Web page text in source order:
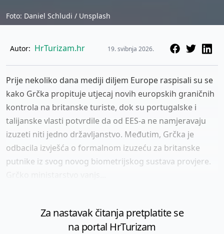
Foto: Daniel Schludi / Unsplash
Autor: HrTurizam.hr 19. svibnja 2026.
Prije nekoliko dana mediji diljem Europe raspisali su se
kako Grčka propituje utjecaj novih europskih graničnih
kontrola na britanske turiste, dok su portugalske i
talijanske vlasti potvrdile da od EES-a ne namjeravaju
izuzeti niti jedno državljanstvo. Međutim, Grčka je
odbacila izvješća o formalnom izuzeću za britanske
putnike iz svog novog biometrijskog sustava provjere.
Za nastavak čitanja pretplatite se
na portal HrTurizam